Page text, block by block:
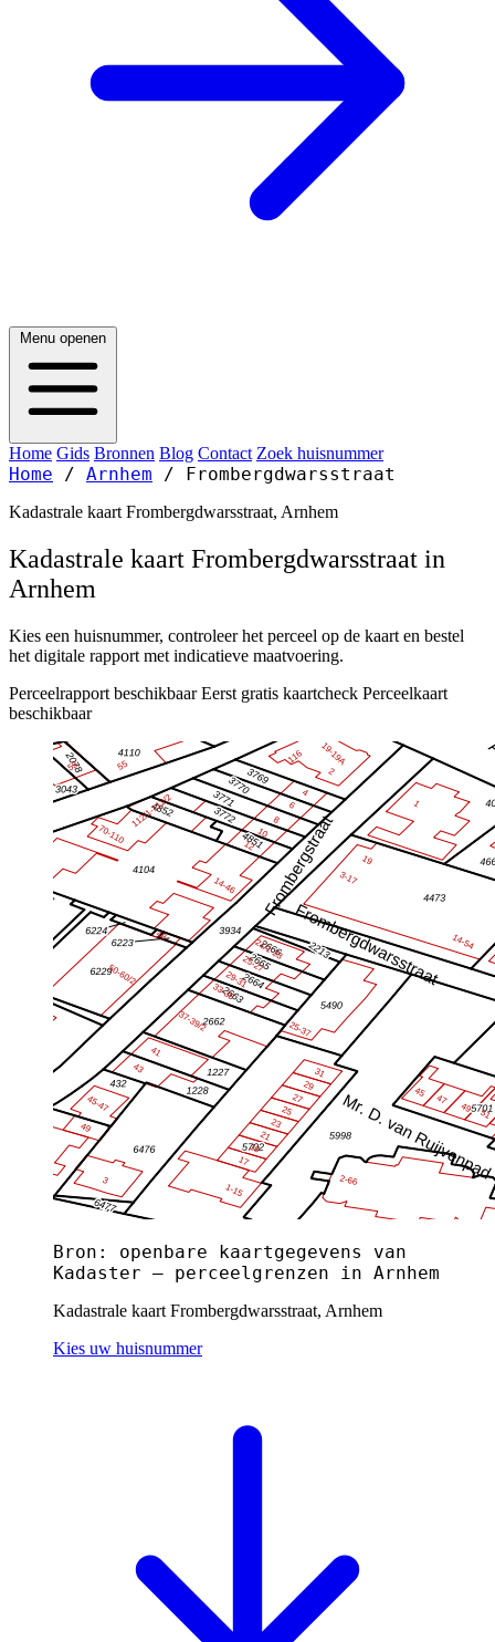
Menu openen
Home Gids Bronnen Blog Contact Zoek huisnummer
Home / Arnhem / Frombergdwarsstraat
Kadastrale kaart Frombergdwarsstraat, Arnhem
Kadastrale kaart Frombergdwarsstraat in
Arnhem
Kies een huisnummer, controleer het perceel op de kaart en bestel
het digitale rapport met indicatieve maatvoering.
Perceelrapport beschikbaar Eerst gratis kaartcheck Perceelkaart
beschikbaar
Bron: openbare kaartgegevens van
Kadaster — perceelgrenzen in Arnhem
Kadastrale kaart Frombergdwarsstraat, Arnhem
Kies uw huisnummer